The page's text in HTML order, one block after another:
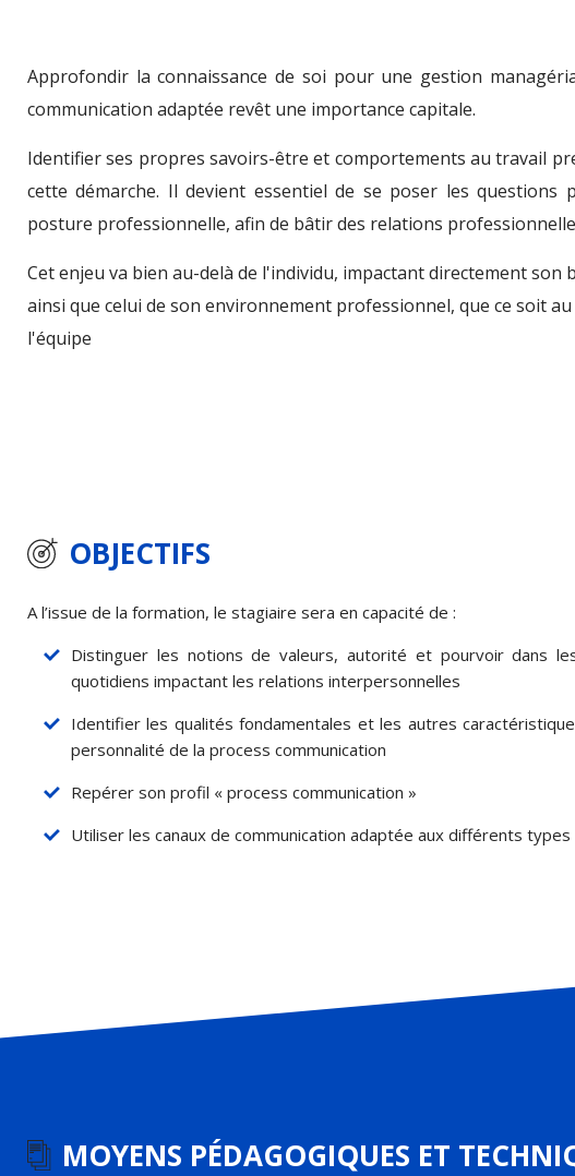
Approfondir la connaissance de soi pour une gestion
communication adaptée revêt une importance capitale.
Identifier ses propres savoirs-être et comportements au travail
cette démarche. Il devient essentiel de se poser les questions
posture professionnelle, afin de bâtir des relations
Cet enjeu va bien au-delà de l'individu, impactant directement son
ainsi que celui de son environnement professionnel, que ce soit
l'équipe
OBJECTIFS
A l’issue de la formation, le stagiaire sera en capacité de :
Distinguer les notions de valeurs, autorité et pourvoir dans
quotidiens impactant les relations interpersonnelles
Identifier les qualités fondamentales et les autres
personnalité de la process communication
Repérer son profil « process communication »
Utiliser les canaux de communication adaptée aux différents
MOYENS PÉDAGOGIQUES ET